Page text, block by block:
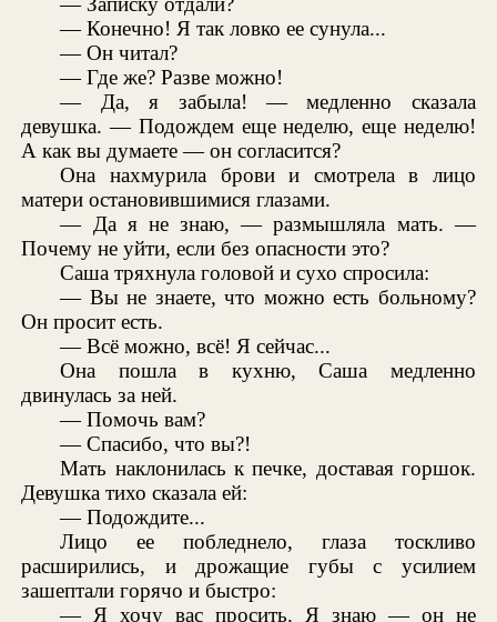
— Конечно! Я так ловко ее сунула...
— Он читал?
— Где же? Разве можно!
— Да, я забыла! — медленно сказала
девушка. — Подождем еще неделю, еще неделю!
А как вы думаете — он согласится?
Она нахмурила брови и смотрела в лицо
матери остановившимися глазами.
— Да я не знаю, — размышляла мать. —
Почему не уйти, если без опасности это?
Саша тряхнула головой и сухо спросила:
— Вы не знаете, что можно есть больному?
Он просит есть.
— Всё можно, всё! Я сейчас...
Она пошла в кухню, Саша медленно
двинулась за ней.
— Помочь вам?
— Спасибо, что вы?!
Мать наклонилась к печке, доставая горшок.
Девушка тихо сказала ей:
— Подождите...
Лицо ее побледнело, глаза тоскливо
расширились, и дрожащие губы с усилием
зашептали горячо и быстро:
— Я хочу вас просить. Я знаю — он не